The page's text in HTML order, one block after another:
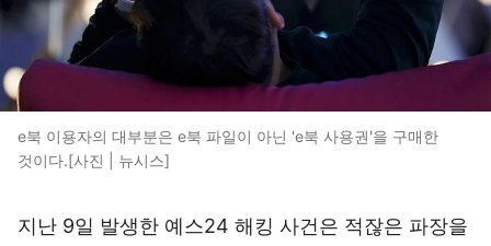
e북 이용자의 대부분은 e북 파일이 아닌 'e북 사용권'을 구매한
것이다.[사진 | 뉴시스]
지난 9일 발생한 예스24 해킹 사건은 적잖은 파장을